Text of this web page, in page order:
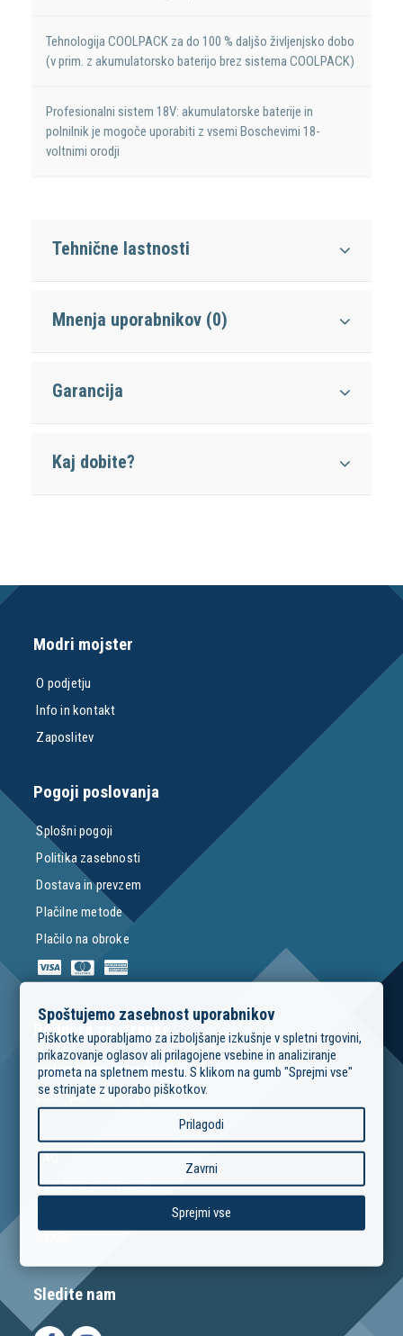
Tehnologija COOLPACK za do 100 % daljšo življenjsko dobo
(v prim. z akumulatorsko baterijo brez sistema COOLPACK)
Profesionalni sistem 18V: akumulatorske baterije in
polnilnik je mogoče uporabiti z vsemi Boschevimi 18-
voltnimi orodji
Tehnične lastnosti
Mnenja uporabnikov (0)
Garancija
Kaj dobite?
Modri mojster
O podjetju
Info in kontakt
Zaposlitev
Pogoji poslovanja
Splošni pogoji
Politika zasebnosti
Dostava in prevzem
Plačilne metode
Plačilo na obroke
Podpora za stranke
podpora@modrimojster.si
pon – pet: 9:00 – 16:00
FAQ
Reklamacije in vračila
Sledite nam
Spoštujemo zasebnost uporabnikov
Piškotke uporabljamo za izboljšanje izkušnje v spletni trgovini,
prikazovanje oglasov ali prilagojene vsebine in analiziranje
prometa na spletnem mestu. S klikom na gumb "Sprejmi vse"
se strinjate z uporabo piškotkov.
Prilagodi
Zavrni
Sprejmi vse